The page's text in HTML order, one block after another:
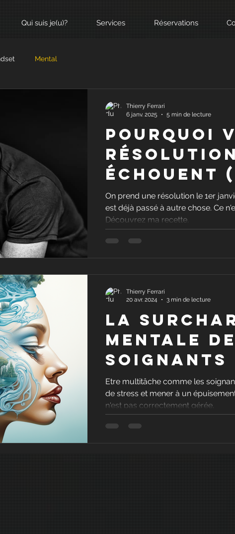
Qui suis je(u)? Services Réservations
Mental
Pourquoi
échouent
comment
faire des
actions
durables)
On prend une résolution le 1er
est déjà passé à autre chose. Ce
Découvrez ma recette.
Thierry Ferrari
6 janv. 2025
5 min de lecture
La
mentale
soignants
Etre multitâche comme les
de stress et mener à un
n'est pas correctement gérée.
Thierry Ferrari
20 avr. 2024
3 min de lecture